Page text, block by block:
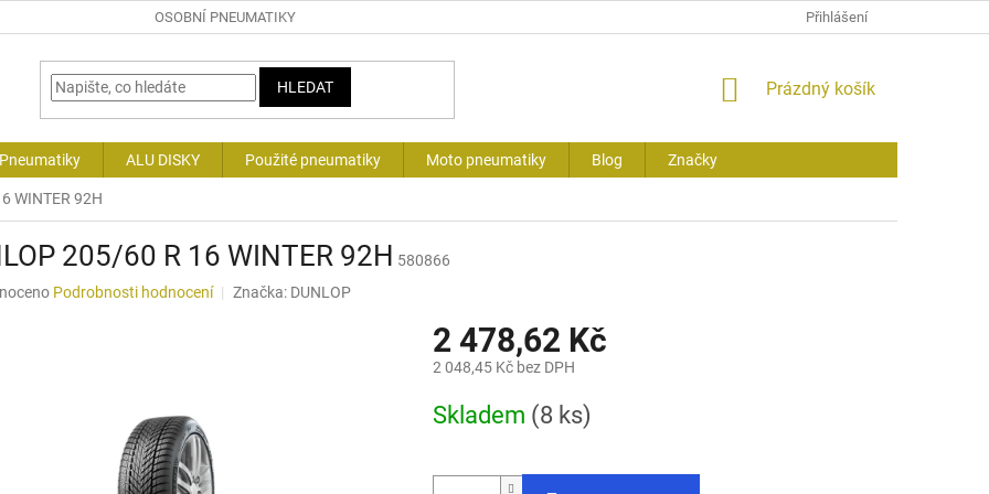
OSOBNÍ PNEUMATIKY Přihlášení
HLEDAT
NÁKUPNÍ
Prázdný košík
ALU DISKY Použité pneumatiky Moto pneumatiky Blog Značky
WINTER 92H
205/60 R 16 WINTER 92H 580866
Podrobnosti hodnocení Značka: DUNLOP
2 478,62 Kč
2 048,45 Kč bez DPH
cena:
Skladem (8 ks)